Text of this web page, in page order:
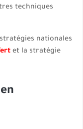
techniques
nationales
et la stratégie